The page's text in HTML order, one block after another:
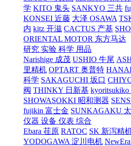
学 KITO 鬼头 SANKYO 三共
KONSEI 近藤 大泽 OSAWA
内 kitz 开滋 CACTUS 产基
ORIENTAL MOTOR 东方马达
研究 实验 科学 用品
Narishige 成茂 USHIO 牛尾
里精机 OPTART 奥普特
科学 SAKAGUCHI 坂口
阀 THINKY 日新基
SHOWASOKKI 昭和测器
fujikin 富士金 SUNKAGAKU
仪器 设备 仪表 综合
Ebara 荏原 RATOC SK 新泻精
YODOGAWA 淀川电机